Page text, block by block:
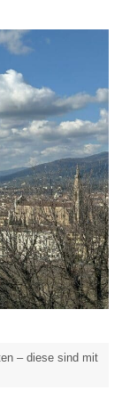
– diese sind mit